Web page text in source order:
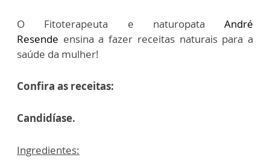
O Fitoterapeuta e naturopata André
Resende ensina a fazer receitas naturais para a
saúde da mulher!
Confira as receitas:
Candidíase.
Ingredientes: